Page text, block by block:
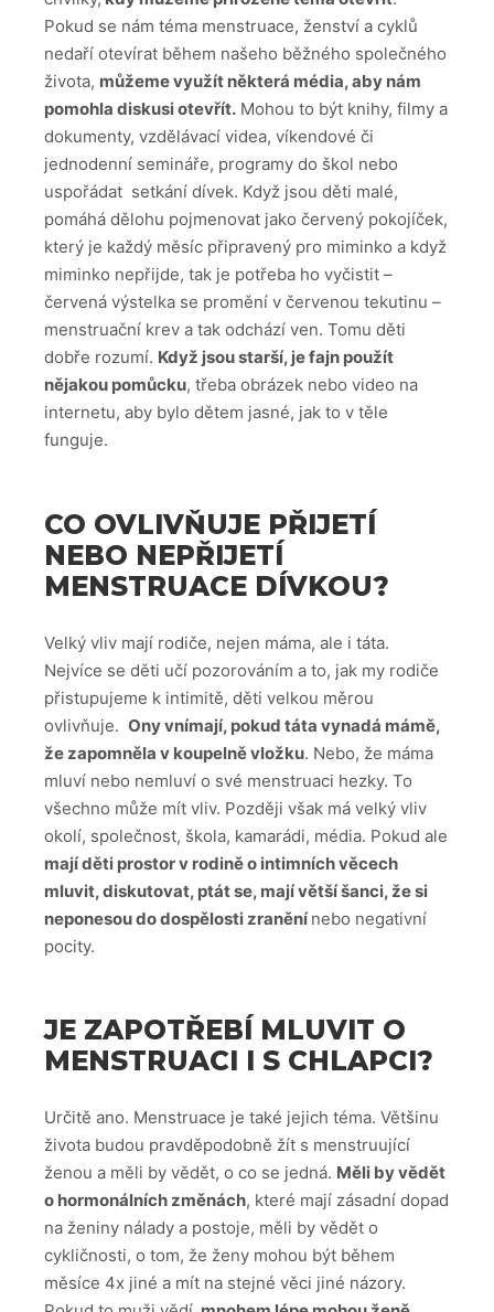
Pokud se nám téma menstruace, ženství a cyklů
nedaří otevírat během našeho běžného společného
života, můžeme využít některá média, aby nám
pomohla diskusi otevřít. Mohou to být knihy, filmy a
dokumenty, vzdělávací videa, víkendové či
jednodenní semináře, programy do škol nebo
uspořádat setkání dívek. Když jsou děti malé,
pomáhá dělohu pojmenovat jako červený pokojíček,
který je každý měsíc připravený pro miminko a když
miminko nepřijde, tak je potřeba ho vyčistit –
červená výstelka se promění v červenou tekutinu –
menstruační krev a tak odchází ven. Tomu děti
dobře rozumí. Když jsou starší, je fajn použít
nějakou pomůcku, třeba obrázek nebo video na
internetu, aby bylo dětem jasné, jak to v těle
funguje.
CO OVLIVŇUJE PŘIJETÍ
NEBO NEPŘIJETÍ
MENSTRUACE DÍVKOU?
Velký vliv mají rodiče, nejen máma, ale i táta.
Nejvíce se děti učí pozorováním a to, jak my rodiče
přistupujeme k intimitě, děti velkou měrou
ovlivňuje. Ony vnímají, pokud táta vynadá mámě,
že zapomněla v koupelně vložku. Nebo, že máma
mluví nebo nemluví o své menstruaci hezky. To
všechno může mít vliv. Později však má velký vliv
okolí, společnost, škola, kamarádi, média. Pokud ale
mají děti prostor v rodině o intimních věcech
mluvit, diskutovat, ptát se, mají větší šanci, že si
neponesou do dospělosti zraněnínebo negativní
pocity.
JE ZAPOTŘEBÍ MLUVIT O
MENSTRUACI I S CHLAPCI?
Určitě ano. Menstruace je také jejich téma. Většinu
života budou pravděpodobně žít s menstruující
ženou a měli by vědět, o co se jedná. Měli by vědět
o hormonálních změnách, které mají zásadní dopad
na ženiny nálady a postoje, měli by vědět o
cykličnosti, o tom, že ženy mohou být během
měsíce 4x jiné a mít na stejné věci jiné názory.